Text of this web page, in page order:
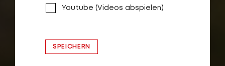
Youtube (Videos abspielen)
SPEICHERN